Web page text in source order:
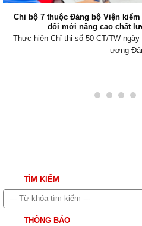
Chi bộ 7 thuộc Đảng bộ Viện
đổi mới nâng cao chất
Thực hiện Chỉ thị số 50-CT/TW
ương
TÌM KIẾM
THÔNG BÁO